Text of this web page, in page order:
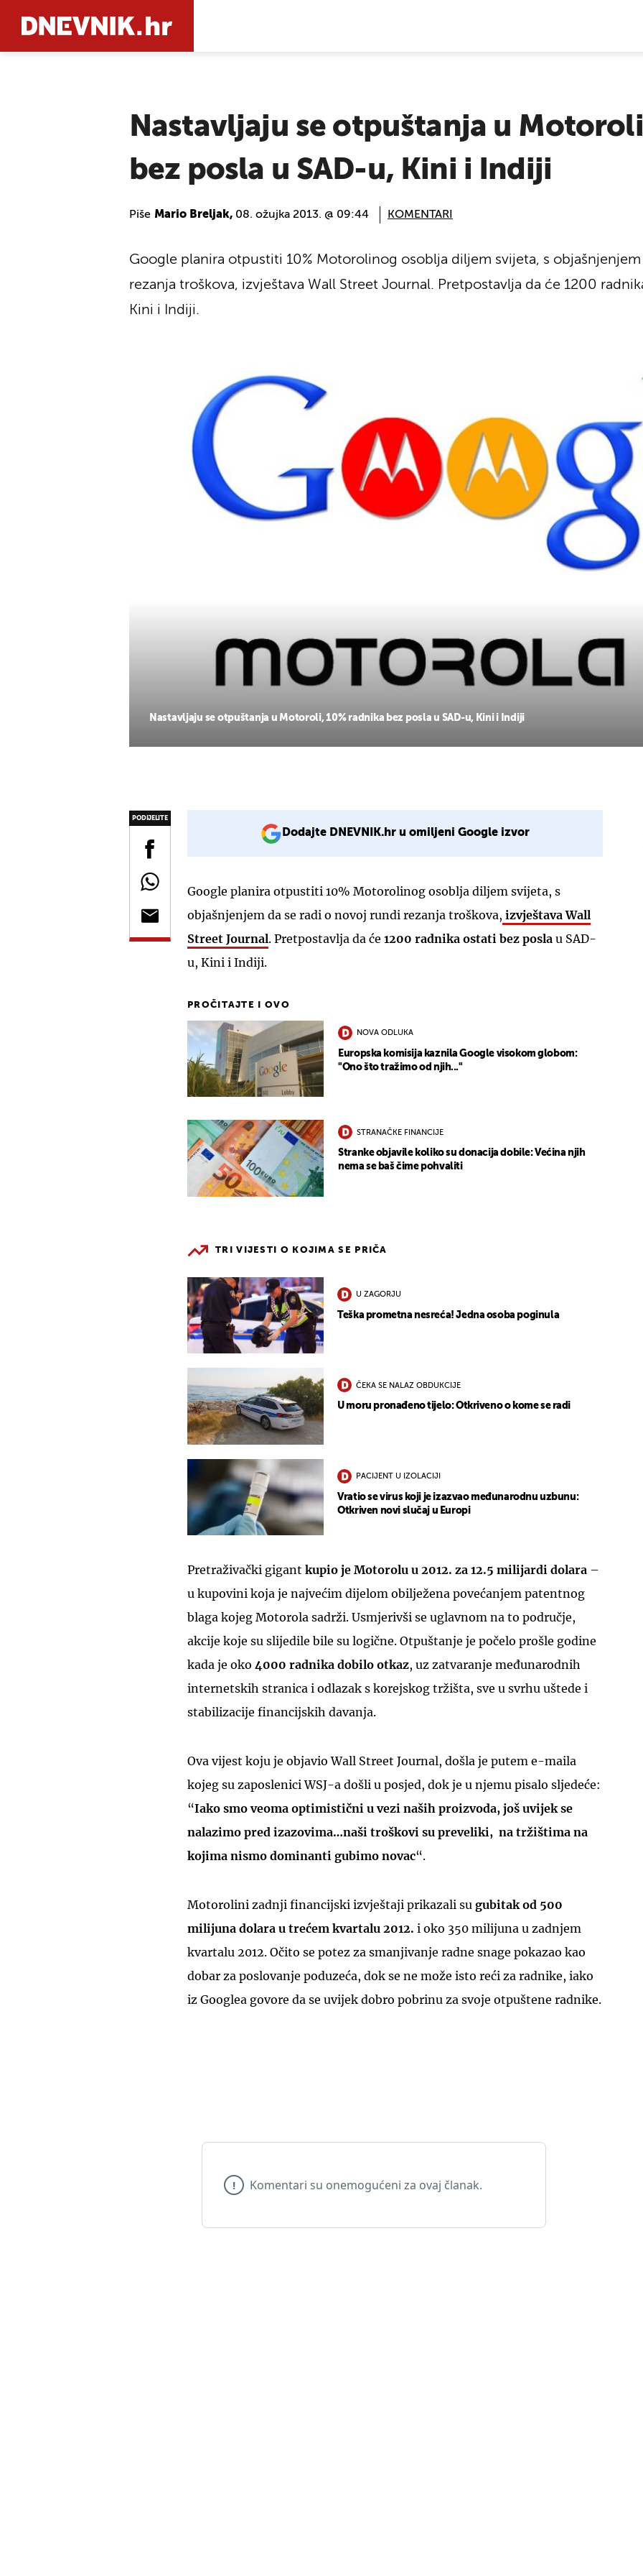
Nastavljaju se otpuštanja u
bez posla u SAD-u, Kini i Indiji
Piše Mario Breljak, 08. ožujka 2013. @ 09:44 KOMENTARI
Nastavljaju se otpuštanja u Motoroli, 10% radnika bez posla u SAD-u, Kini i Indiji
Google planira otpustiti 10% Motorolinog osoblja diljem svijeta, s
rezanja troškova, izvještava Wall Street Journal. Pretpostavlja da će 1200
Kini i Indiji.
PODIJELITE
Dodajte DNEVNIK.hr u omiljeni Google izvor
Google planira otpustiti 10% Motorolinog osoblja diljem svijeta, s
objašnjenjem da se radi o novoj rundi rezanja troškova, izvještava Wall
Street Journal. Pretpostavlja da će 1200 radnika ostati bez posla u SAD-
u, Kini i Indiji.
PROČITAJTE I OVO
NOVA ODLUKA
Europska komisija kaznila Google visokom globom:
"Ono što tražimo od njih..."
STRANAČKE FINANCIJE
Stranke objavile koliko su donacija dobile: Većina njih
nema se baš čime pohvaliti
TRI VIJESTI O KOJIMA SE PRIČA
U ZAGORJU
Teška prometna nesreća! Jedna osoba poginula
ČEKA SE NALAZ OBDUKCIJE
U moru pronađeno tijelo: Otkriveno o kome se radi
PACIJENT U IZOLACIJI
Vratio se virus koji je izazvao međunarodnu uzbunu:
Otkriven novi slučaj u Europi
Pretraživački gigant kupio je Motorolu u 2012. za 12.5 milijardi dolara –
u kupovini koja je najvećim dijelom obilježena povećanjem patentnog
blaga kojeg Motorola sadrži. Usmjerivši se uglavnom na to područje,
akcije koje su slijedile bile su logične. Otpuštanje je počelo prošle godine
kada je oko 4000 radnika dobilo otkaz, uz zatvaranje međunarodnih
internetskih stranica i odlazak s korejskog tržišta, sve u svrhu uštede i
stabilizacije financijskih davanja.
Ova vijest koju je objavio Wall Street Journal, došla je putem e-maila
kojeg su zaposlenici WSJ-a došli u posjed, dok je u njemu pisalo sljedeće:
“Iako smo veoma optimistični u vezi naših proizvoda, još uvijek se
nalazimo pred izazovima…naši troškovi su preveliki, na tržištima na
kojima nismo dominanti gubimo novac“.
Motorolini zadnji financijski izvještaji prikazali su gubitak od 500
milijuna dolara u trećem kvartalu 2012. i oko 350 milijuna u zadnjem
kvartalu 2012. Očito se potez za smanjivanje radne snage pokazao kao
dobar za poslovanje poduzeća, dok se ne može isto reći za radnike, iako
iz Googlea govore da se uvijek dobro pobrinu za svoje otpuštene radnike.
! Komentari su onemogućeni za ovaj članak.